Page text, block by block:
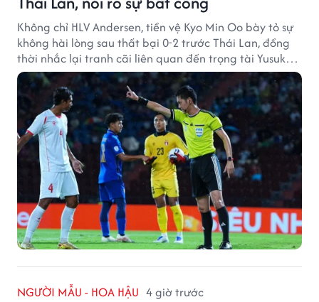
Không chỉ HLV Andersen, tiền vệ Kyo Min Oo bày tỏ sự
không hài lòng sau thất bại 0-2 trước Thái Lan, đồng
thời nhắc lại tranh cãi liên quan đến trọng tài Yusuke
Ohashi.
NGƯỜI MẪU - HOA HẬU 4 giờ trước